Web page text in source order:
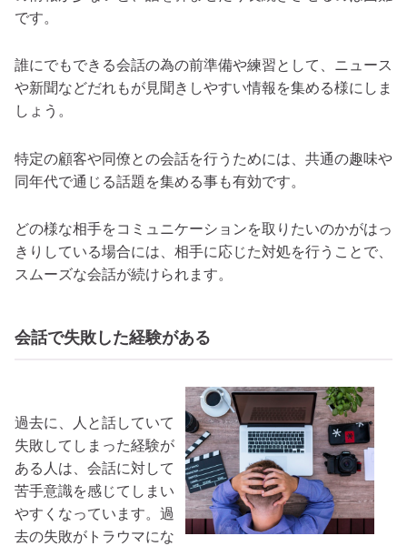
です。
誰にでもできる会話の為の前準備や練習として、ニュース
や新聞などだれもが見聞きしやすい情報を集める様にしま
しょう。
特定の顧客や同僚との会話を行うためには、共通の趣味や
同年代で通じる話題を集める事も有効です。
どの様な相手をコミュニケーションを取りたいのかがはっ
きりしている場合には、相手に応じた対処を行うことで、
スムーズな会話が続けられます。
会話で失敗した経験がある
過去に、人と話していて
失敗してしまった経験が
ある人は、会話に対して
苦手意識を感じてしまい
やすくなっています。過
去の失敗がトラウマにな